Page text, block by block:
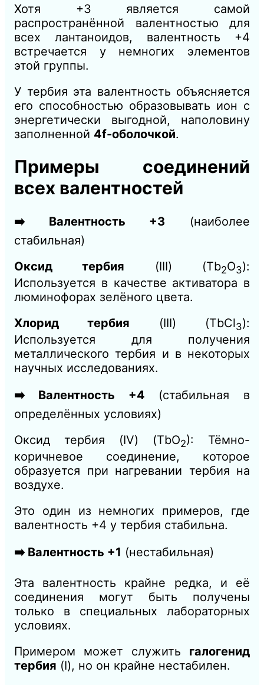
Хотя +3 является самой
распространённой валентностью для
всех лантаноидов, валентность +4
встречается у немногих элементов
этой группы.
У тербия эта валентность объясняется
его способностью образовывать ион с
энергетически выгодной, наполовину
заполненной 4f-оболочкой.
Примеры соединений
всех валентностей
➡️ Валентность +3 (наиболее
стабильная)
Оксид тербия (III) (Tb2​O3​):
Используется в качестве активатора в
люминофорах зелёного цвета.
Хлорид тербия (III) (TbCl3​):
Используется для получения
металлического тербия и в некоторых
научных исследованиях.
➡️ Валентность +4 (стабильная в
определённых условиях)
Оксид тербия (IV) (TbO2​): Тёмно-
коричневое соединение, которое
образуется при нагревании тербия на
воздухе.
Это один из немногих примеров, где
валентность +4 у тербия стабильна.
➡️ Валентность +1 (нестабильная)
Эта валентность крайне редка, и её
соединения могут быть получены
только в специальных лабораторных
условиях.
Примером может служить галогенид
тербия (I), но он крайне нестабилен.